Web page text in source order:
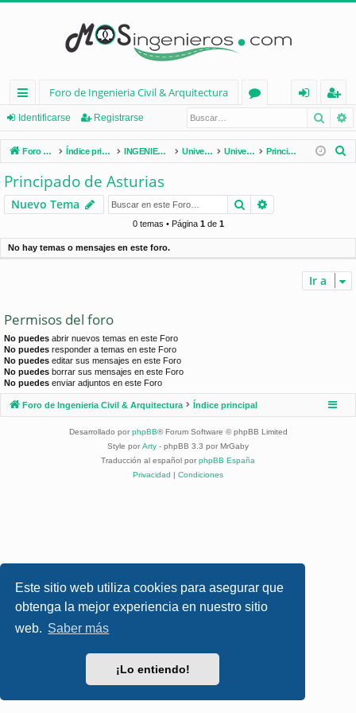
Este sitio web utiliza cookies para asegurar que
obtenga la mejor experiencia en nuestro sitio
web. Saber más
¡Lo entiendo!
nl
ac
es
rá
pi
d
Foro de Ingenieria Civil & Arquitectura
os
nt
ifi
e
eg
ist
ra
Identificarse Registrarse
Foro de Ingenieria Civil & Arquitectura Índice principal INGENIERÍA CIVIL (España) Universidades de España Universidades por Comunidades Principado de Asturias
r
Principado de Asturias
Nuevo Tema Buscar
0 temas • Página 1de 1
No hay temas o mensajes en este foro.
Ir a
Permisos del foro
No puedes abrir nuevos temas en este Foro
No puedes responder a temas en este Foro
No puedes editar sus mensajes en este Foro
No puedes borrar sus mensajes en este Foro
No puedes enviar adjuntos en este Foro
Foro de Ingenieria Civil & Arquitectura Índice principal
Desarrollado por phpBB® Forum Software © phpBB Limited
Style por Arty - phpBB 3.3 por MrGaby
Traducción al español por phpBB España
Privacidad | Condiciones